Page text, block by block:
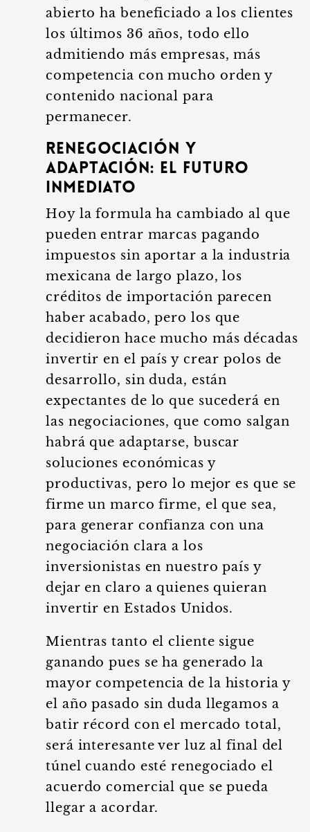
abierto ha beneficiado a los clientes
los últimos 36 años, todo ello
admitiendo más empresas, más
competencia con mucho orden y
contenido nacional para
permanecer.
Renegociación y
adaptación: el futuro
inmediato
Hoy la formula ha cambiado al que
pueden entrar marcas pagando
impuestos sin aportar a la industria
mexicana de largo plazo, los
créditos de importación parecen
haber acabado, pero los que
decidieron hace mucho más décadas
invertir en el país y crear polos de
desarrollo, sin duda, están
expectantes de lo que sucederá en
las negociaciones, que como salgan
habrá que adaptarse, buscar
soluciones económicas y
productivas, pero lo mejor es que se
firme un marco firme, el que sea,
para generar confianza con una
negociación clara a los
inversionistas en nuestro país y
dejar en claro a quienes quieran
invertir en Estados Unidos.
Mientras tanto el cliente sigue
ganando pues se ha generado la
mayor competencia de la historia y
el año pasado sin duda llegamos a
batir récord con el mercado total,
será interesante ver luz al final del
túnel cuando esté renegociado el
acuerdo comercial que se pueda
llegar a acordar.